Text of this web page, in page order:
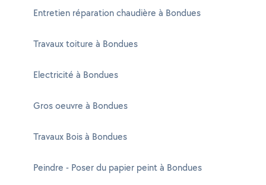
Entretien réparation chaudière à Bondues
Travaux toiture à Bondues
Electricité à Bondues
Gros oeuvre à Bondues
Travaux Bois à Bondues
Peindre - Poser du papier peint à Bondues